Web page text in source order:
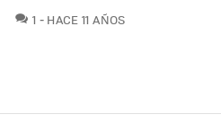
1 COMENTARIOS
HACE 11 AÑOS